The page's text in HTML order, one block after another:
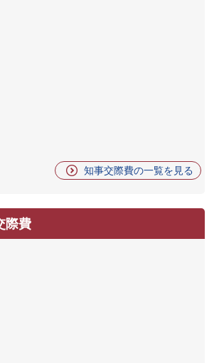
知事交際費の一覧を見る
際費